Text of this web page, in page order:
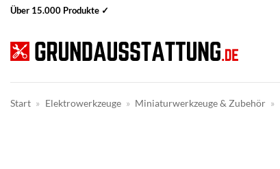
Zum
springen
Über 15.000 Produkte ✓
Start » Elektrowerkzeuge » Miniaturwerkzeuge & Zubehör »